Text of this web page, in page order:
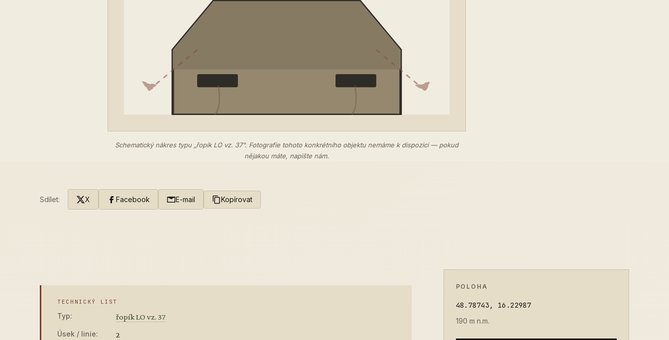
Schematický nákres typu „řopík LO vz. 37". Fotografie tohoto konkrétního objektu nemáme k dispozici — pokud
nějakou máte, napište nám.
Sdílet: X Facebook E-mail Kopírovat
TECHNICKÝ LIST
Typ: řopík LO vz. 37
Úsek / linie: 2
POLOHA
48.78743, 16.22987
190 m n.m.